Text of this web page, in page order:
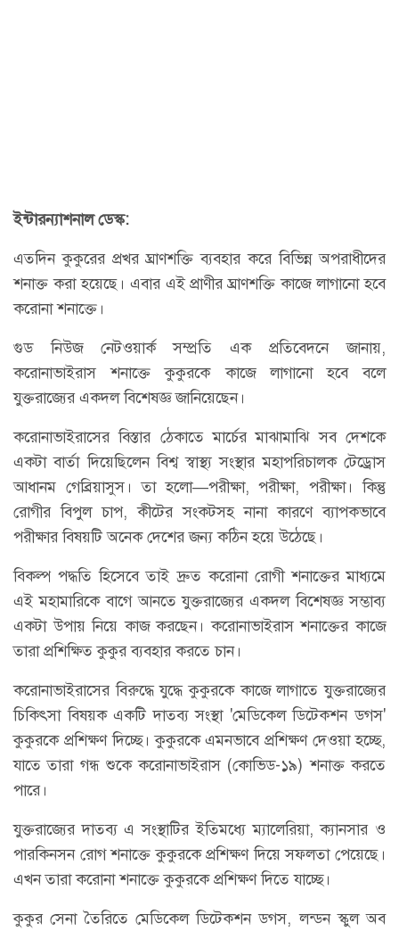
ইন্টারন্যাশনাল ডেস্ক:
এতদিন কুকুরের প্রখর ঘ্রাণশক্তি ব্যবহার করে বিভিন্ন অপরাধীদের
শনাক্ত করা হয়েছে। এবার এই প্রাণীর ঘ্রাণশক্তি কাজে লাগানো হবে
করোনা শনাক্তে।
গুড নিউজ নেটওয়ার্ক সম্প্রতি এক প্রতিবেদনে জানায়,
করোনাভাইরাস শনাক্তে কুকুরকে কাজে লাগানো হবে বলে
যুক্তরাজ্যের একদল বিশেষজ্ঞ জানিয়েছেন।
করোনাভাইরাসের বিস্তার ঠেকাতে মার্চের মাঝামাঝি সব দেশকে
একটা বার্তা দিয়েছিলেন বিশ্ব স্বাস্থ্য সংস্থার মহাপরিচালক টেড্রোস
আধানম গেব্রিয়াসুস। তা হলো—পরীক্ষা, পরীক্ষা, পরীক্ষা। কিন্তু
রোগীর বিপুল চাপ, কীটের সংকটসহ নানা কারণে ব্যাপকভাবে
পরীক্ষার বিষয়টি অনেক দেশের জন্য কঠিন হয়ে উঠেছে।
বিকল্প পদ্ধতি হিসেবে তাই দ্রুত করোনা রোগী শনাক্তের মাধ্যমে
এই মহামারিকে বাগে আনতে যুক্তরাজ্যের একদল বিশেষজ্ঞ সম্ভাব্য
একটা উপায় নিয়ে কাজ করছেন। করোনাভাইরাস শনাক্তের কাজে
তারা প্রশিক্ষিত কুকুর ব্যবহার করতে চান।
করোনাভাইরাসের বিরুদ্ধে যুদ্ধে কুকুরকে কাজে লাগাতে যুক্তরাজ্যের
চিকিৎসা বিষয়ক একটি দাতব্য সংস্থা 'মেডিকেল ডিটেকশন ডগস'
কুকুরকে প্রশিক্ষণ দিচ্ছে। কুকুরকে এমনভাবে প্রশিক্ষণ দেওয়া হচ্ছে,
যাতে তারা গন্ধ শুকে করোনাভাইরাস (কোভিড-১৯) শনাক্ত করতে
পারে।
যুক্তরাজ্যের দাতব্য এ সংস্থাটির ইতিমধ্যে ম্যালেরিয়া, ক্যানসার ও
পারকিনসন রোগ শনাক্তে কুকুরকে প্রশিক্ষণ দিয়ে সফলতা পেয়েছে।
এখন তারা করোনা শনাক্তে কুকুরকে প্রশিক্ষণ দিতে যাচ্ছে।
কুকুর সেনা তৈরিতে মেডিকেল ডিটেকশন ডগস, লন্ডন স্কুল অব